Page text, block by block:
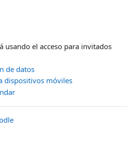
usando el acceso para invitados
de datos
dispositivos móviles